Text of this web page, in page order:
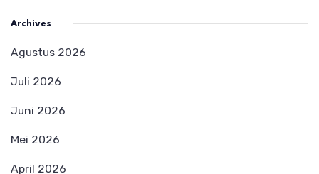
Archives
Agustus 2026
Juli 2026
Juni 2026
Mei 2026
April 2026